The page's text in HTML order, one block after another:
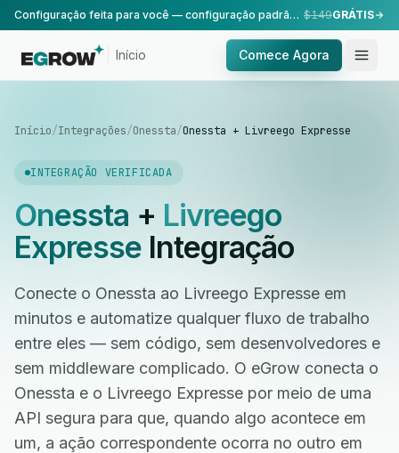
Configuração feita para você — configuração padrão, realizada pela nossa equipe. $149GRÁTIS
Início Comece Agora
Início/Integrações/Onessta/Onessta + Livreego Expresse
INTEGRAÇÃO VERIFICADA
Onessta + Livreego
ExpresseIntegração
Conecte o Onessta ao Livreego Expresse em
minutos e automatize qualquer fluxo de trabalho
entre eles — sem código, sem desenvolvedores e
sem middleware complicado. O eGrow conecta o
Onessta e o Livreego Expresse por meio de uma
API segura para que, quando algo acontece em
um, a ação correspondente ocorra no outro em